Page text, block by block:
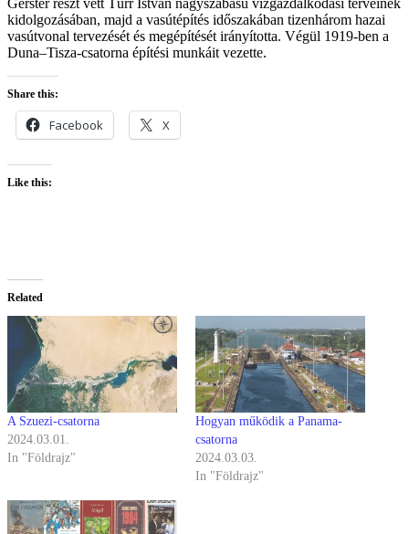
kidolgozásában, majd a vasútépítés időszakában tizenhárom hazai
vasútvonal tervezését és megépítését irányította. Végül 1919-ben a
Duna–Tisza-csatorna építési munkáit vezette.
Share this:
Facebook X
Like this:
Related
A Szuezi-csatorna
2024.03.01.
In "Földrajz"
Hogyan működik a Panama-
csatorna
2024.03.03.
In "Földrajz"